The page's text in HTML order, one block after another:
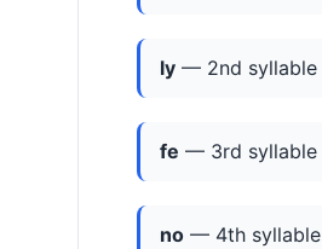
ly — 2nd syllable
fe — 3rd syllable
no — 4th syllable